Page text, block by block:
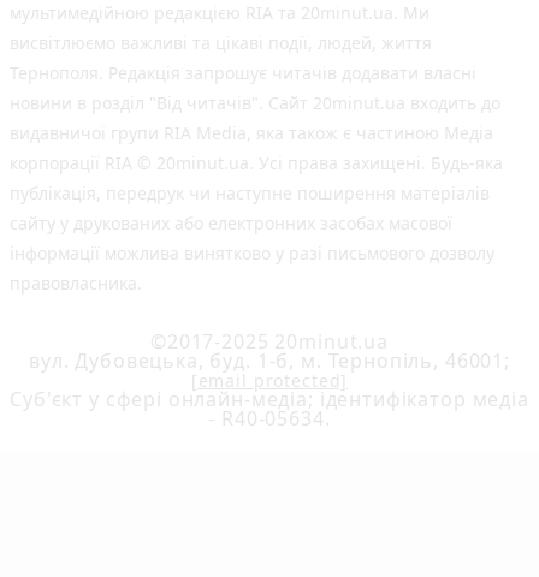
мультимедійною редакцією RIA та 20minut.ua. Ми
висвітлюємо важливі та цікаві події, людей, життя
Тернополя. Редакція запрошує читачів додавати власні
новини в розділ "Від читачів". Сайт 20minut.ua входить до
видавничої групи RIA Media, яка також є частиною Медіа
корпорації RIA © 20minut.ua. Усі права захищені. Будь-яка
публiкацiя, передрук чи наступне поширення матеріалів
сайту у друкованих або електронних засобах масової
інформації можлива винятково у разі письмового дозволу
правовласника.
©2017-2025 20minut.ua
вул. Дубовецька, буд. 1-б, м. Тернопіль, 46001;
[email protected]
Cуб'єкт у сфері онлайн-медіа; ідентифікатор медіа
- R40-05634.